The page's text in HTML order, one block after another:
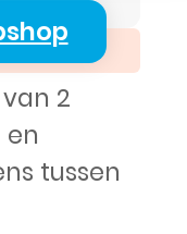
2
tussen